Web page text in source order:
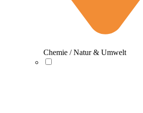
Chemie / Natur & Umwelt